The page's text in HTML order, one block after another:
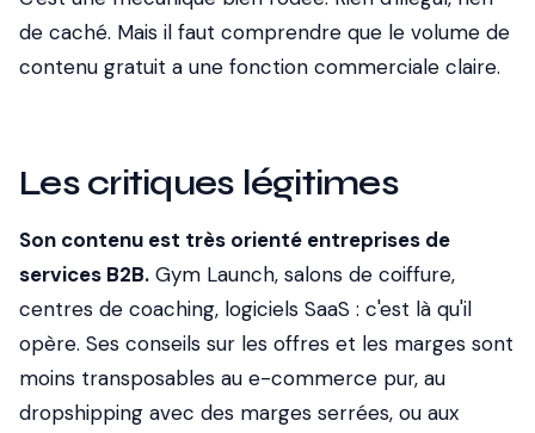
de caché. Mais il faut comprendre que le volume de
contenu gratuit a une fonction commerciale claire.
Les critiques légitimes
Son contenu est très orienté entreprises de
services B2B. Gym Launch, salons de coiffure,
centres de coaching, logiciels SaaS : c'est là qu'il
opère. Ses conseils sur les offres et les marges sont
moins transposables au e-commerce pur, au
dropshipping avec des marges serrées, ou aux